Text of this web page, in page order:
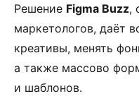
Решение Figma Buzz,
маркетологов, даёт
креативы, менять
а также массово
и шаблонов.